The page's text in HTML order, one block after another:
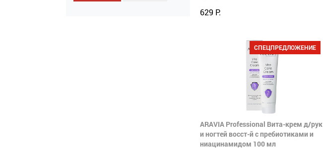
629 Р.
СПЕЦПРЕДЛОЖЕНИЕ
ARAVIA Professional Вита-крем д/рук
и ногтей восст-й с пребиотиками и
ниацинамидом 100 мл